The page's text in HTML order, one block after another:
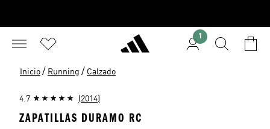
1
Inicio / Running / Calzado
4.7 (2014)
ZAPATILLAS DURAMO RC